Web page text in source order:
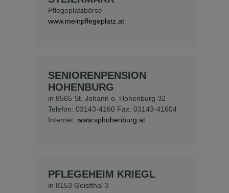
Pflegeplatzbörse
www.meinpflegeplatz.at
SENIORENPENSION
HOHENBURG
in 8565 St. Johann o. Hohenburg 32
Telefon: 03143-4160 Fax: 03143-41604
Internet: www.sphohenburg.at
PFLEGEHEIM KRIEGL
in 8153 Geistthal 3